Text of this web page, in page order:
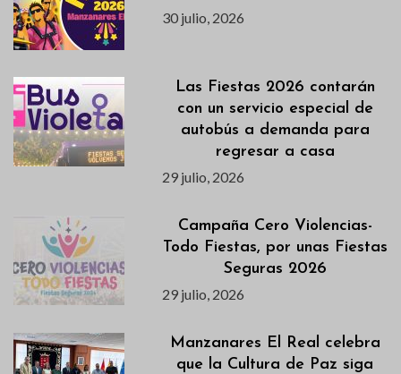
30 julio, 2026
Las Fiestas 2026 contarán
con un servicio especial de
autobús a demanda para
regresar a casa
29 julio, 2026
Campaña Cero Violencias-
Todo Fiestas, por unas Fiestas
Seguras 2026
29 julio, 2026
Manzanares El Real celebra
que la Cultura de Paz siga